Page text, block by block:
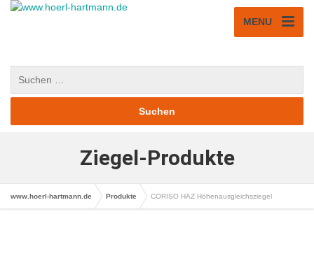
MENU
Ziegel-Produkte
www.hoerl-hartmann.de Produkte CORISO HAZ Höhenausgleichsziegel